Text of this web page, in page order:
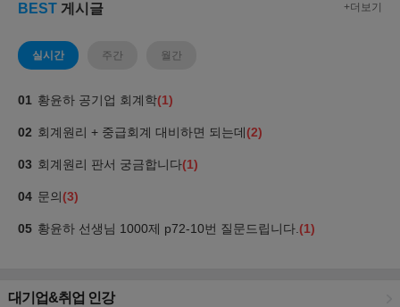
대기업&취업 인강